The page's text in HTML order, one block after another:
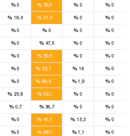
%0 %59,3 % 0 %0
% 18,4 %51,9 % 0 %0
%0 %0 % 0 %0
%0 %47,5 % 0 %0
%0 %59,4 % 0 %0
%0 % 52,7 %16 %0
%0 % 58,6 %1,9 %0
% 25,8 %52,1 % 0 %0
%0,7 %38,7 % 0 %0
%0 %41,1 % 15,3 %0
%0 %66,1 %1,1 %0